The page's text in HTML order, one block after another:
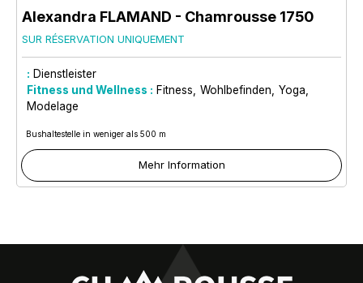
Alexandra FLAMAND - Chamrousse 1750
SUR RÉSERVATION UNIQUEMENT
: Dienstleister
Fitness und Wellness : Fitness Wohlbefinden
Yoga
Modelage
Bushaltestelle in weniger als 500 m
Mehr Information